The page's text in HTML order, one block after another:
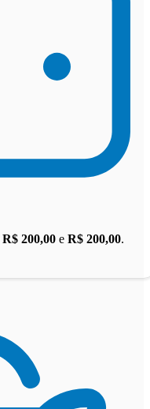
R$ 200,00 e R$ 200,00.